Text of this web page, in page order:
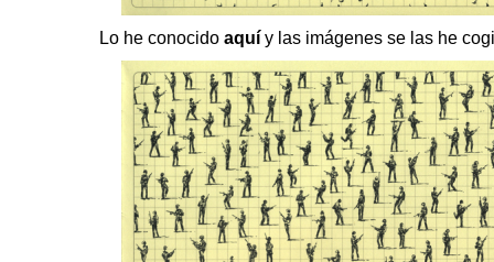
Lo he conocido aquíy las imágenes se las he